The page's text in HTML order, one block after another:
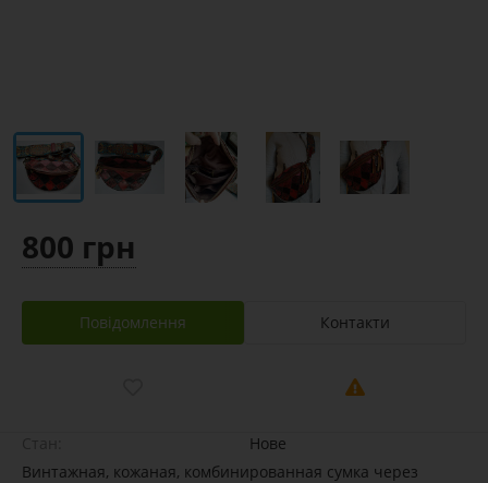
800 грн
Повідомлення Контакти
Нове
Винтажная, кожаная, комбинированная сумка через